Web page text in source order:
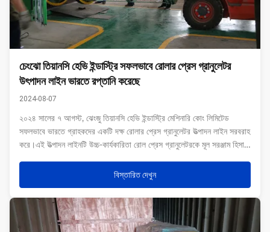
চেংঝো তিয়ানসি হেভি ইন্ডাস্ট্রি সফলভাবে রোলার প্রেস গ্রানুলেটর
উৎপাদন লাইন ভারতে রপ্তানি করেছে
2024-08-07
২০২৪ সালের ৭ আগস্ট, ঝেংজু তিয়ানসি হেভি ইন্ডাস্ট্রি মেশিনারি কোং লিমিটেড
সফলভাবে ভারতে গ্রাহকদের একটি দক্ষ রোলার প্রেস গ্রানুলেটর উত্পাদন লাইন সরবরাহ
করে।এই উত্পাদন লাইনটি উচ্চ-কার্যকারিতা রোল প্রেস গ্রানুলেটরকে মূল সরঞ্জাম হিসাবে
বিস্তারিত দেখুন